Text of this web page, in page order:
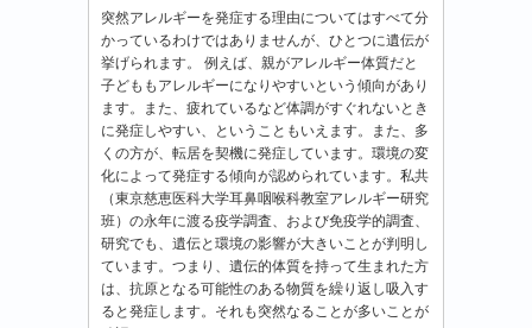
情
報
は
突然アレルギーを発症する理由についてはすべて分
かっているわけではありませんが、ひとつに遺伝が
挙げられます。 例えば、親がアレルギー体質だと
子どももアレルギーになりやすいという傾向があり
ます。また、疲れているなど体調がすぐれないとき
に発症しやすい、ということもいえます。また、多
くの方が、転居を契機に発症しています。環境の変
化によって発症する傾向が認められています。私共
（東京慈恵医科大学耳鼻咽喉科教室アレルギー研究
班）の永年に渡る疫学調査、および免疫学的調査、
研究でも、遺伝と環境の影響が大きいことが判明し
ています。つまり、遺伝的体質を持って生まれた方
は、抗原となる可能性のある物質を繰り返し吸入す
ると発症します。それも突然なることが多いことが